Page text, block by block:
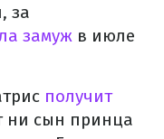
за
замуж в июле
получит
ни сын принца